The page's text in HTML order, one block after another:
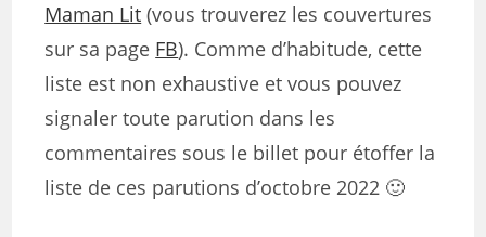
Maman Lit (vous trouverez les couvertures
sur sa page FB). Comme d’habitude, cette
liste est non exhaustive et vous pouvez
signaler toute parution dans les
commentaires sous le billet pour étoffer la
liste de ces parutions d’octobre 2022 🙂